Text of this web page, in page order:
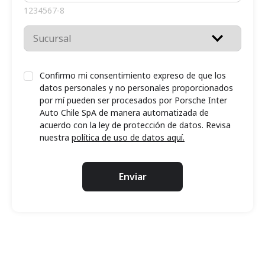
1234567-8
Confirmo mi consentimiento expreso de que los
datos personales y no personales proporcionados
por mí pueden ser procesados por Porsche Inter
Auto Chile SpA de manera automatizada de
acuerdo con la ley de protección de datos. Revisa
nuestra política de uso de datos aquí.
Enviar